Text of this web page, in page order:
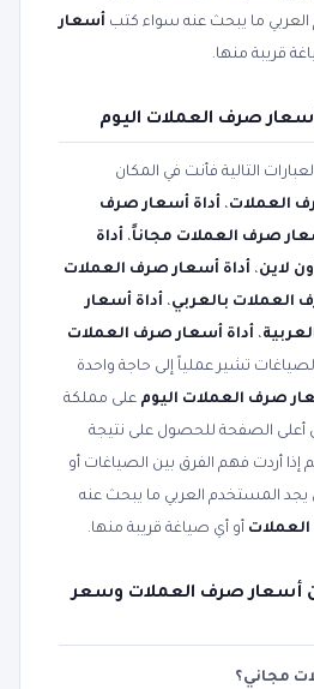
ما يبحث عنه سواء كتب أسعار
قريبة منها.
صرف العملات اليوم
التالية فأنت في المكان
العملات، أداة أسعار صرف
صرف العملات مجاناً، أداة
لاين، أداة أسعار صرف العملات
العملات بالعربي، أداة أسعار
، أداة أسعار صرف العملات
تشير عملياً إلى حاجة واحدة
صرف العملات اليوم على مملكة
أعلى الصفحة للحصول على نتيجة
إذا أردت فهم الفرق بين الصياغات أو
يجد المستخدم العربي ما يبحث عنه
أو أي صياغة قريبة منها.
أسعار صرف العملات وسعر
مجاني؟